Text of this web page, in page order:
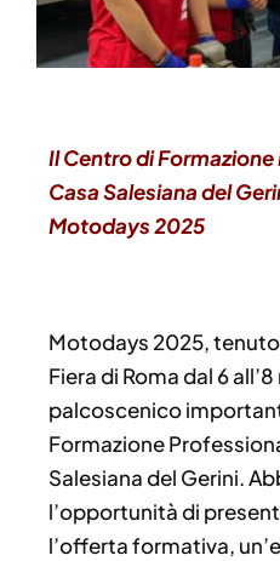
Il Centro di
Casa Salesiana del
Motodays 2025
Motodays 2025,
Fiera di Roma dal 6
palcoscenico
Formazione
Salesiana del Gerini.
l’opportunità di
l’offerta formativa,